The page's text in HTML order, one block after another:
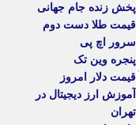
پخش زنده جام جهانی
قیمت طلا دست دوم
سرور اچ پی
پنجره وین تک
قیمت دلار امروز
آموزش ارز دیجیتال در
تهران